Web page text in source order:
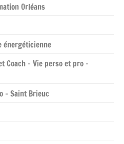
Orléans
énergéticienne
Coach – Vie perso et pro –
– Saint Brieuc